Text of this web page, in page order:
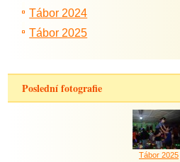
Tábor 2024
Tábor 2025
Poslední fotografie
Tábor 2025